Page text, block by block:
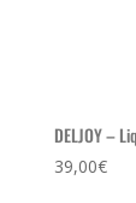
DELJOY –
39,00€